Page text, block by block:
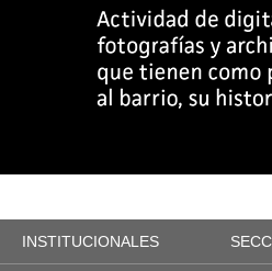
INSTITUCIONALES